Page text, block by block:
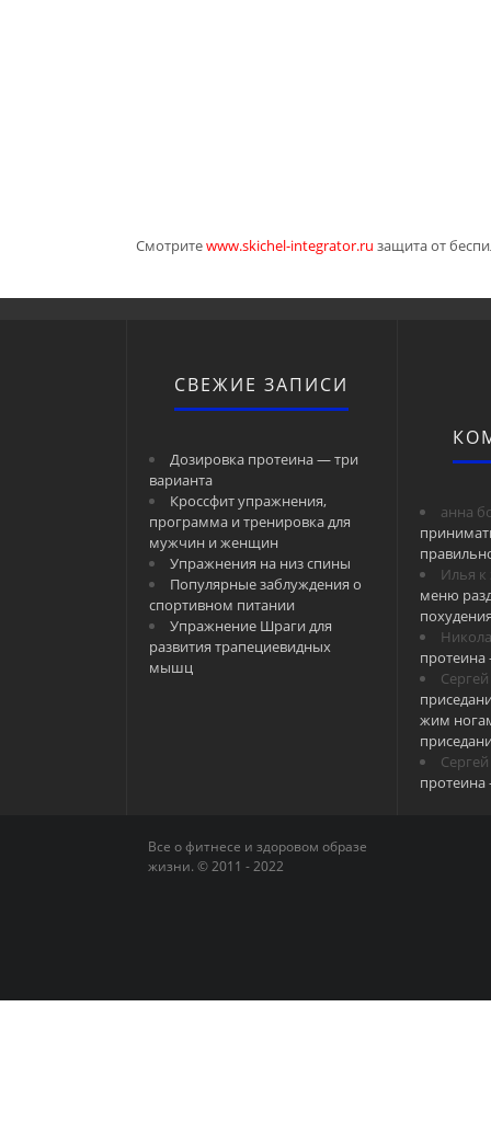
Смотритеwww.skichel-integrator.ru защита от
СВЕЖИЕ ЗАПИСИ
Дозировка протеина — три
варианта
Кроссфит упражнения,
программа и тренировка для
мужчин и женщин
Упражнения на низ спины
Популярные заблуждения о
спортивном питании
Упражнение Шраги для
развития трапециевидных
мышц
анна
Илья
меню
протеина
Сергей
жим
Сергей
протеина
Все о фитнесе и здоровом образе
жизни. © 2011 - 2022